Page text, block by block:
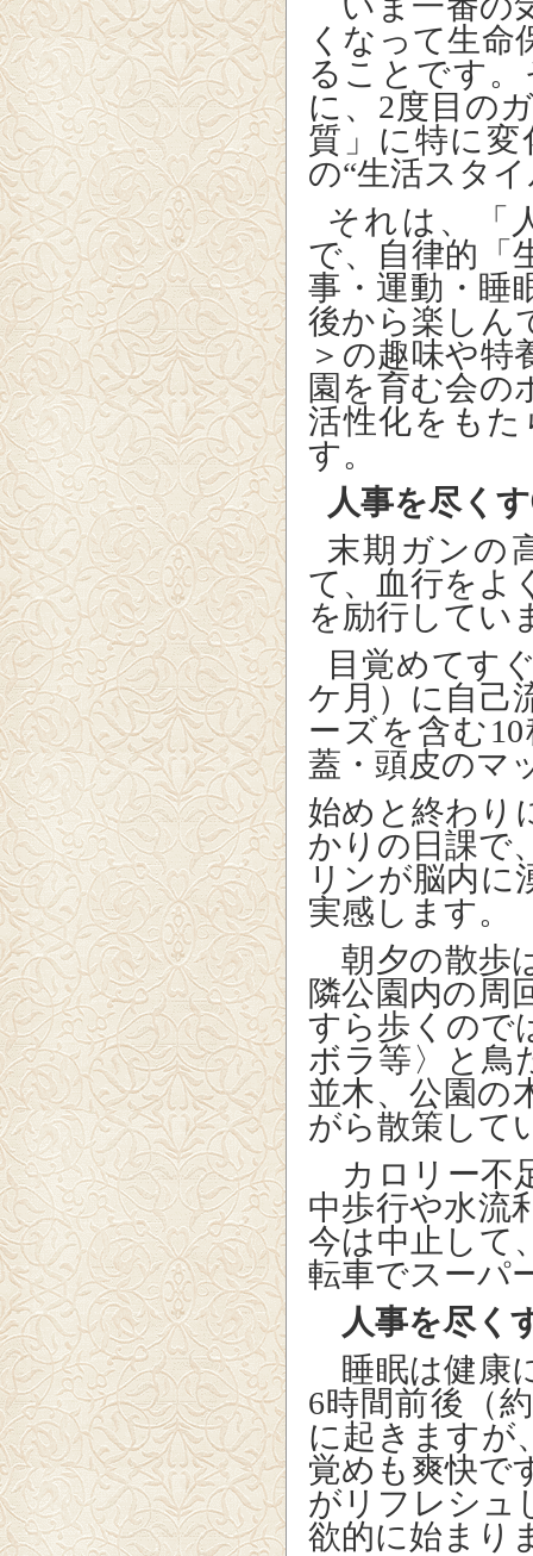
くなって生命
ることです
に、 2度目の
質」に特に
の“生活スタ
それは、「
で、自律的「
事・運動・睡
後から楽しん
＞の趣味や特
園を育む会の
活性化をも
す。
人事を尽く
末期ガンの
て、血行をよ
を励行してい
目覚めてす
ケ月）に自己
ーズを含む10
蓋・頭皮のマ
始めと終わり
かりの日課で
リンが脳内に
実感します。
朝夕の散歩
隣公園内の周
すら歩くので
ボラ等〉と鳥
並木、公園の
がら散策して
カロリー不
中歩行や水流
今は中止して
転車でスーパ
人事を尽く
睡眠は健康
6時間前後（約
に起きますが
覚めも爽快で
がリフレシュ
欲的に始まり